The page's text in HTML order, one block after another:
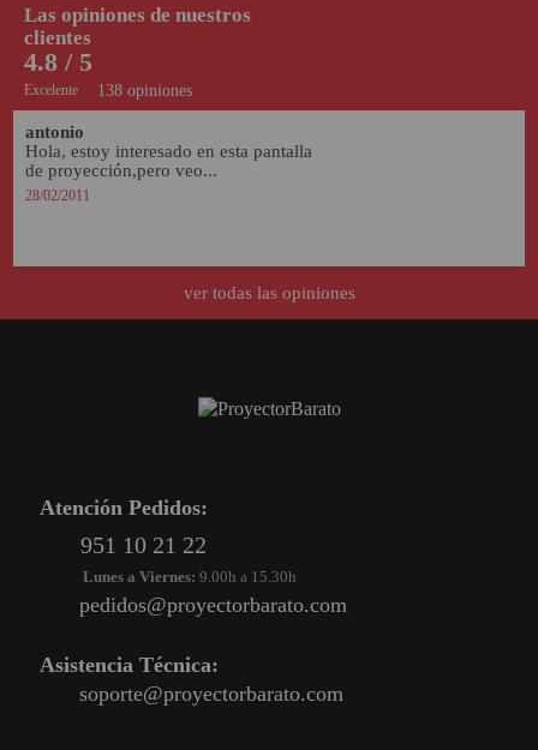
138 opiniones
4.8 / 5
Excelente
Las opiniones de nuestros
clientes
antonio
Hola, estoy interesado en esta pantalla
de proyección,pero veo...
28/02/2011
ver todas las opiniones
Atención Pedidos:
951 10 21 22
Lunes a Viernes: 9.00h a 15.30h
pedidos@proyectorbarato.com
Asistencia Técnica:
soporte@proyectorbarato.com